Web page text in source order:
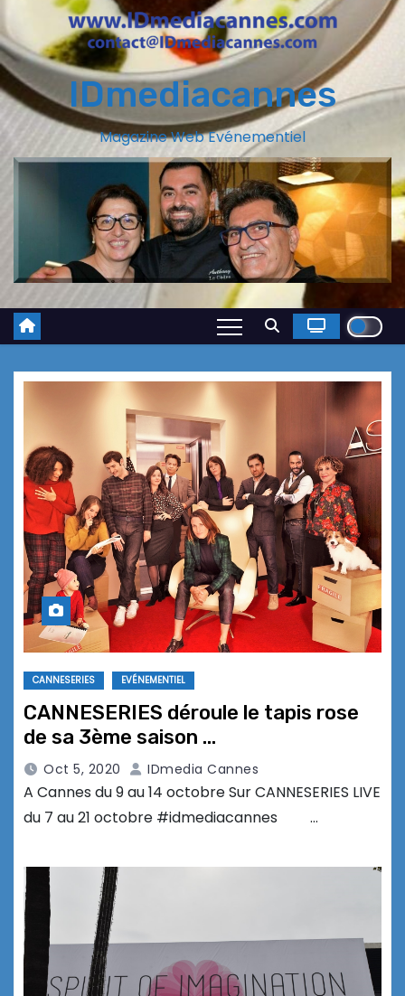
IDmediacannes
Magazine Web Evénementiel
CANNESERIES EVÉNEMENTIEL
CANNESERIES déroule le tapis rose
de sa 3ème saison …
Oct 5, 2020 IDmedia Cannes
A Cannes du 9 au 14 octobre Sur CANNESERIES LIVE
du 7 au 21 octobre #idmediacannes …